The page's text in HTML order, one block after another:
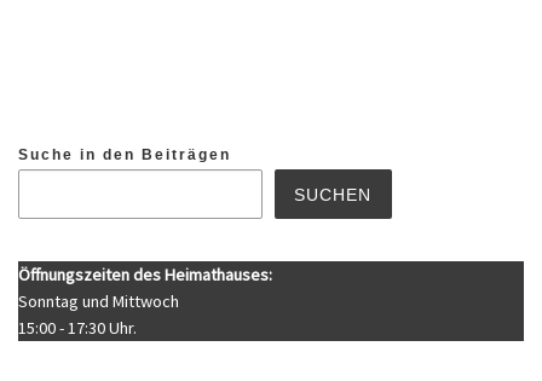
Suche in den Beiträgen
SUCHEN
Öffnungszeiten des Heimathauses:
Sonntag und Mittwoch
15:00 - 17:30 Uhr.